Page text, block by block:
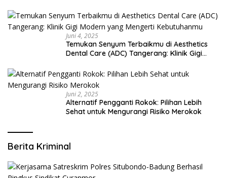
Juni 4, 2025
Temukan Senyum Terbaikmu di Aesthetics
Dental Care (ADC) Tangerang: Klinik Gigi
Juni 2, 2025
Alternatif Pengganti Rokok: Pilihan Lebih
Sehat untuk Mengurangi Risiko Merokok
Berita Kriminal